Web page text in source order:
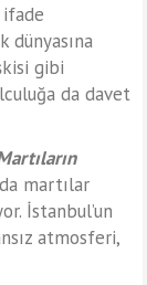
ifade
dünyasına
gibi
da davet
martılar
İstanbul’un
atmosferi,